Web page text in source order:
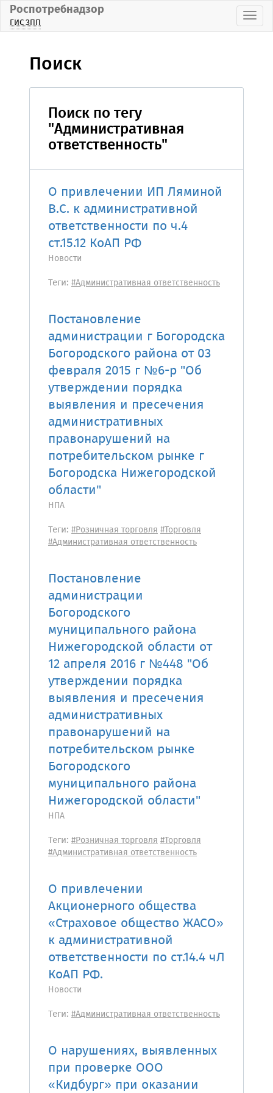
Роспотребнадзор
ГИС ЗПП
Поиск
Поиск по тегу
"Административная
ответственность"
О привлечении ИП Ляминой
В.С. к административной
ответственности по ч.4
ст.15.12 КоАП РФ
Новости
Теги: #Административная ответственность
Постановление
администрации г Богородска
Богородского района от 03
февраля 2015 г №6-р "Об
утверждении порядка
выявления и пресечения
административных
правонарушений на
потребительском рынке г
Богородска Нижегородской
области"
НПА
Теги: #Розничная торговля#Торговля
#Административная ответственность
Постановление
администрации
Богородского
муниципального района
Нижегородской области от
12 апреля 2016 г №448 "Об
утверждении порядка
выявления и пресечения
административных
правонарушений на
потребительском рынке
Богородского
муниципального района
Нижегородской области"
НПА
Теги: #Розничная торговля#Торговля
#Административная ответственность
О привлечении
Акционерного общества
«Страховое общество ЖАСО»
к административной
ответственности по ст.14.4 чЛ
КоАП РФ.
Новости
Теги: #Административная ответственность
О нарушениях, выявленных
при проверке ООО
«Кидбург» при оказании